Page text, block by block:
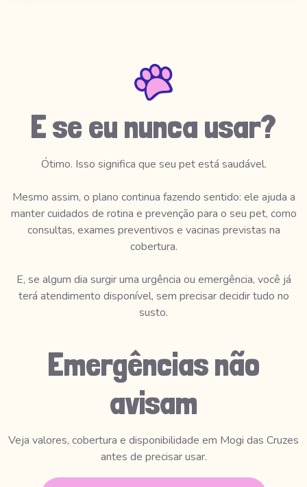
E se eu nunca usar?
Ótimo. Isso significa que seu pet está saudável.
Mesmo assim, o plano continua fazendo sentido: ele ajuda a
manter cuidados de rotina e prevenção para o seu pet, como
consultas, exames preventivos e vacinas previstas na
cobertura.
E, se algum dia surgir uma urgência ou emergência, você já
terá atendimento disponível, sem precisar decidir tudo no
susto.
Emergências não
avisam
Veja valores, cobertura e disponibilidade em Mogi das Cruzes
antes de precisar usar.